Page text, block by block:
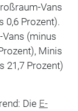
Vans
0,6 Prozent).
(minus
Minis
21,7 Prozent)
Die E-